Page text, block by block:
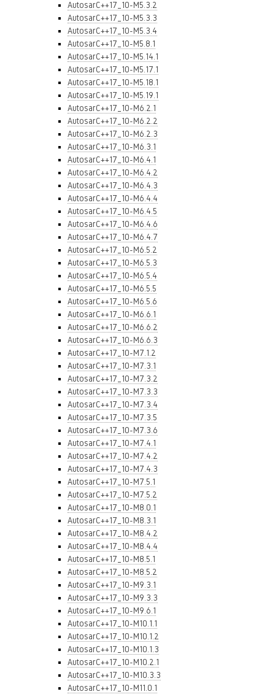
AutosarC++17_10-M5.3.2
AutosarC++17_10-M5.3.3
AutosarC++17_10-M5.3.4
AutosarC++17_10-M5.8.1
AutosarC++17_10-M5.14.1
AutosarC++17_10-M5.17.1
AutosarC++17_10-M5.18.1
AutosarC++17_10-M5.19.1
AutosarC++17_10-M6.2.1
AutosarC++17_10-M6.2.2
AutosarC++17_10-M6.2.3
AutosarC++17_10-M6.3.1
AutosarC++17_10-M6.4.1
AutosarC++17_10-M6.4.2
AutosarC++17_10-M6.4.3
AutosarC++17_10-M6.4.4
AutosarC++17_10-M6.4.5
AutosarC++17_10-M6.4.6
AutosarC++17_10-M6.4.7
AutosarC++17_10-M6.5.2
AutosarC++17_10-M6.5.3
AutosarC++17_10-M6.5.4
AutosarC++17_10-M6.5.5
AutosarC++17_10-M6.5.6
AutosarC++17_10-M6.6.1
AutosarC++17_10-M6.6.2
AutosarC++17_10-M6.6.3
AutosarC++17_10-M7.1.2
AutosarC++17_10-M7.3.1
AutosarC++17_10-M7.3.2
AutosarC++17_10-M7.3.3
AutosarC++17_10-M7.3.4
AutosarC++17_10-M7.3.5
AutosarC++17_10-M7.3.6
AutosarC++17_10-M7.4.1
AutosarC++17_10-M7.4.2
AutosarC++17_10-M7.4.3
AutosarC++17_10-M7.5.1
AutosarC++17_10-M7.5.2
AutosarC++17_10-M8.0.1
AutosarC++17_10-M8.3.1
AutosarC++17_10-M8.4.2
AutosarC++17_10-M8.4.4
AutosarC++17_10-M8.5.1
AutosarC++17_10-M8.5.2
AutosarC++17_10-M9.3.1
AutosarC++17_10-M9.3.3
AutosarC++17_10-M9.6.1
AutosarC++17_10-M10.1.1
AutosarC++17_10-M10.1.2
AutosarC++17_10-M10.1.3
AutosarC++17_10-M10.2.1
AutosarC++17_10-M10.3.3
AutosarC++17_10-M11.0.1